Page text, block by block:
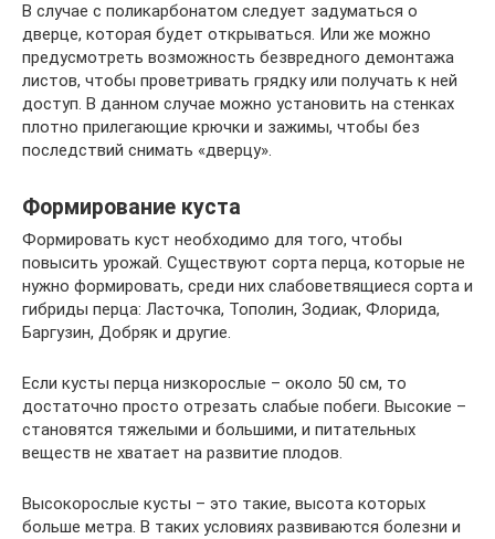
В случае с поликарбонатом следует задуматься о
дверце, которая будет открываться. Или же можно
предусмотреть возможность безвредного демонтажа
листов, чтобы проветривать грядку или получать к ней
доступ. В данном случае можно установить на стенках
плотно прилегающие крючки и зажимы, чтобы без
последствий снимать «дверцу».
Формирование куста
Формировать куст необходимо для того, чтобы
повысить урожай. Существуют сорта перца, которые не
нужно формировать, среди них слабоветвящиеся сорта и
гибриды перца: Ласточка, Тополин, Зодиак, Флорида,
Баргузин, Добряк и другие.
Если кусты перца низкорослые – около 50 см, то
достаточно просто отрезать слабые побеги. Высокие –
становятся тяжелыми и большими, и питательных
веществ не хватает на развитие плодов.
Высокорослые кусты – это такие, высота которых
больше метра. В таких условиях развиваются болезни и